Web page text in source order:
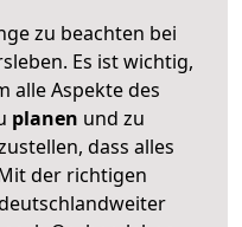
zu beachten bei
Es ist wichtig,
alle Aspekte des
planen und zu
dass alles
der richtigen